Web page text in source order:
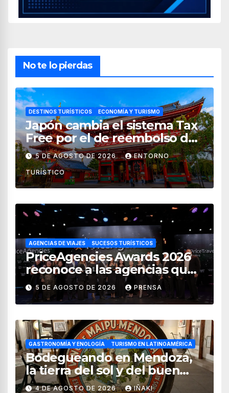
No te lo pierdas
DESTINOS TURÍSTICOS ECONOMÍA Y TURISMO
Japón cambia el sistema Tax
Free por el de reembolso de
impuestos desde noviembre
de 2026
5 DE AGOSTO DE 2026 ENTORNO
TURÍSTICO
AGENCIAS DE VIAJES SUCESOS TURÍSTICOS
PriceAgencies Awards 2026
reconoce a las agencias que
impulsan el crecimiento del
turismo en México
5 DE AGOSTO DE 2026 PRENSA
GASTRONOMÍA Y ENOLOGÍA TURISMO EN LATINOAMÉRICA
Bodegueando en Mendoza,
la tierra del sol y del buen
vino
4 DE AGOSTO DE 2026 IÑAKI